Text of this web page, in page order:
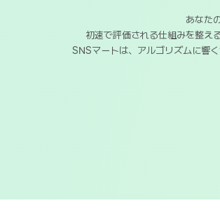
あなた
初速で評価される仕組みを整え
SNSマートは、アルゴリズムに響